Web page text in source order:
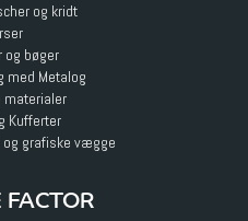
og kridt
og bøger
med Metalog
materialer
Kufferter
og grafiske vægge